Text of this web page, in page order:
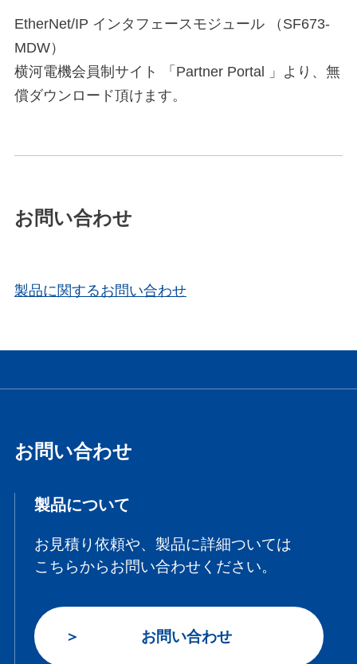
EtherNet/IP インタフェースモジュール （SF673-
MDW）
横河電機会員制サイト 「Partner Portal 」より、無
償ダウンロード頂けます。
お問い合わせ
製品に関するお問い合わせ
お問い合わせ
製品について
お見積り依頼や、製品に詳細ついては
こちらからお問い合わせください。
お問い合わせ